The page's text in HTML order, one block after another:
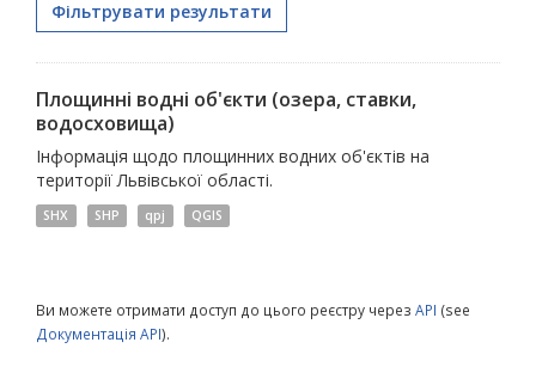
Фільтрувати результати
Площинні водні об'єкти (озера, ставки,
водосховища)
Інформація щодо площинних водних об'єктів на
території Львівської області.
SHX SHP qpj QGIS
Ви можете отримати доступ до цього реєстру через API (see
Документація API).